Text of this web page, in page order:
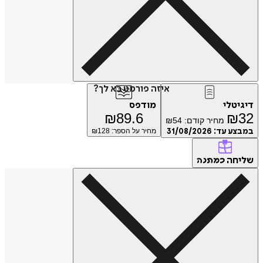
איזה פורמט בא לך?
₪ מחיר קודם: ₪54
עד:31/08/2026
מודפס
₪89.6
מחיר על הספר: ₪128
כמתנה